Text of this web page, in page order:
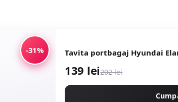
-31% Tavita portbagaj Hyundai
139 lei202 lei